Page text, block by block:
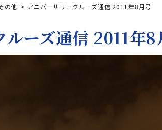
の他 アニバーサリークルーズ通信 2011年8月号
ルーズ通信 2011年8